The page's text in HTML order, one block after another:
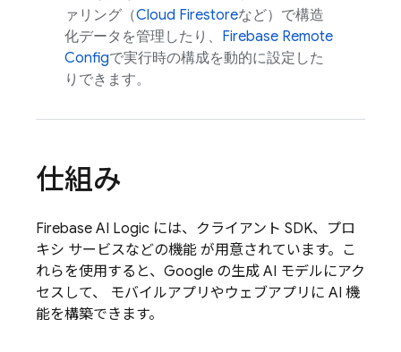
ァリング（Cloud Firestoreなど）で構造
化データを管理したり、 Firebase Remote
Configで実行時の構成を動的に設定した
りできます。
仕組み
Firebase AI Logic には、クライアント SDK、プロ
キシ サービスなどの機能 が用意されています。こ
れらを使用すると、Google の生成 AI モデルにアク
セスして、 モバイルアプリやウェブアプリに AI 機
能を構築できます。